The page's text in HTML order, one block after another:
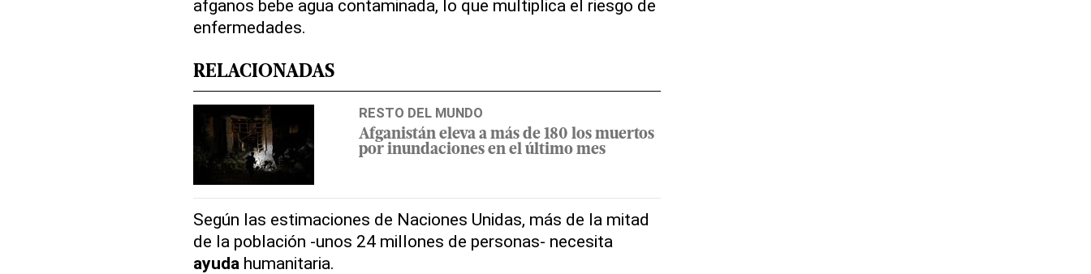
afganos bebe agua contaminada, lo que multiplica el riesgo de
enfermedades.
RELACIONADAS
RESTO DEL MUNDO
Afganistán eleva a más de 180 los muertos
por inundaciones en el último mes
Según las estimaciones de Naciones Unidas, más de la mitad
de la población -unos 24 millones de personas- necesita
ayuda humanitaria.